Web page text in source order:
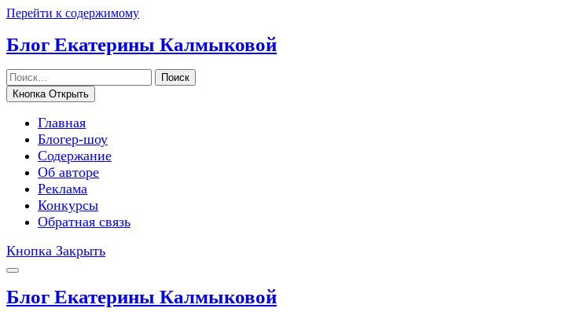
Перейти к содержимому
Блог Екатерины Калмыковой
Поиск
Кнопка Открыть
Главная
Блогер-шоу
Содержание
Об авторе
Реклама
Конкурсы
Обратная связь
Кнопка Закрыть
Блог Екатерины Калмыковой